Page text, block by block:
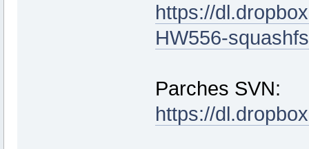
https://
HW556-
Parches SVN:
https://